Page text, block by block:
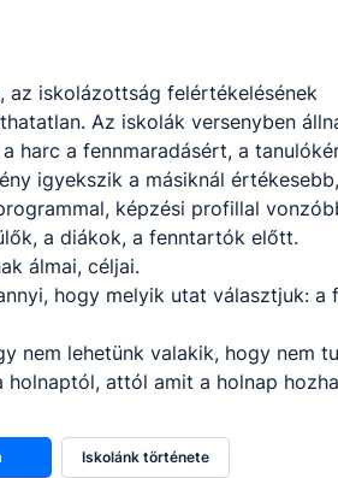
az iskolázottság felértékelésének
Az iskolák versenyben
harc a fennmaradásért, a
igyekszik a másiknál értékesebb,
képzési profillal
a diákok, a fenntartók előtt.
álmai, céljai.
hogy melyik utat választjuk: a
nem lehetünk valakik, hogy nem
holnaptól, attól amit a holnap
Iskolánk története